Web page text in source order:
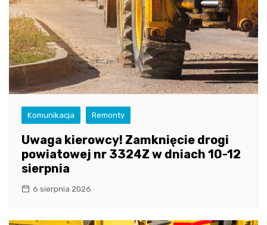
Komunikacja Remonty
Uwaga kierowcy! Zamknięcie drogi
powiatowej nr 3324Z w dniach 10-12
sierpnia
6 sierpnia 2026